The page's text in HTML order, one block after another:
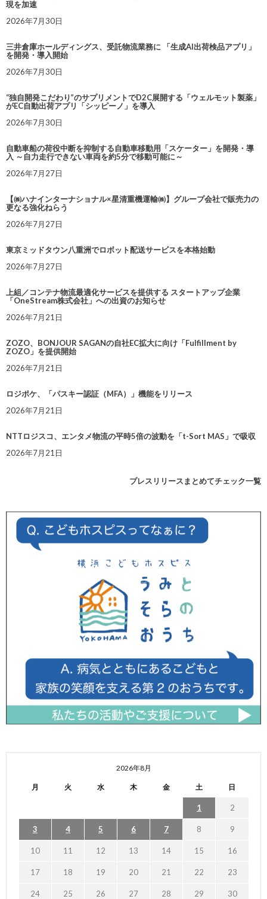
現を加速
2026年7月30日
三井倉庫ホールディングス、受託物流業務に 「生成AI出荷検品アプリ」
を開発・導入開始
2026年7月30日
“独自開発こだわり”のサプリメントでD2C展開する「ウェルモット製薬」
がEC自動出荷アプリ「シッピーノ」を導入
2026年7月30日
自動車船の荷役中断を抑制する自動車移動用「スケーター」を開発・導
入 ～自力走行できない車両を約5分で移動可能に～
2026年7月27日
【㈱ハナインターナショナル×星清重機運輸㈱】グループ会社で販売力の
更なる強化ねらう
2026年7月27日
東京ミッドタウン八重洲でロボット配送サービスを本格始動
2026年7月27日
上組／コンテナ物流最適化サービスを提供する スタートアップ企業
「OneStream株式会社」への出資のお知らせ
2026年7月21日
ZOZO、BONJOUR SAGANの自社EC拡大に向け「Fulfillment by
ZOZO」を提供開始
2026年7月21日
ロジポケ、「パスキー認証（MFA）」機能をリリース
2026年7月21日
NTTロジスコ、エンタメ物流の平時5倍の波動を「t-Sort MAS」で吸収
2026年7月21日
プレスリリースまとめてチェック一覧
2026年8月
月 火 水 木 金 土 日
1 2
3 4 5 6 7 8 9
10 11 12 13 14 15 16
17 18 19 20 21 22 23
24 25 26 27 28 29 30